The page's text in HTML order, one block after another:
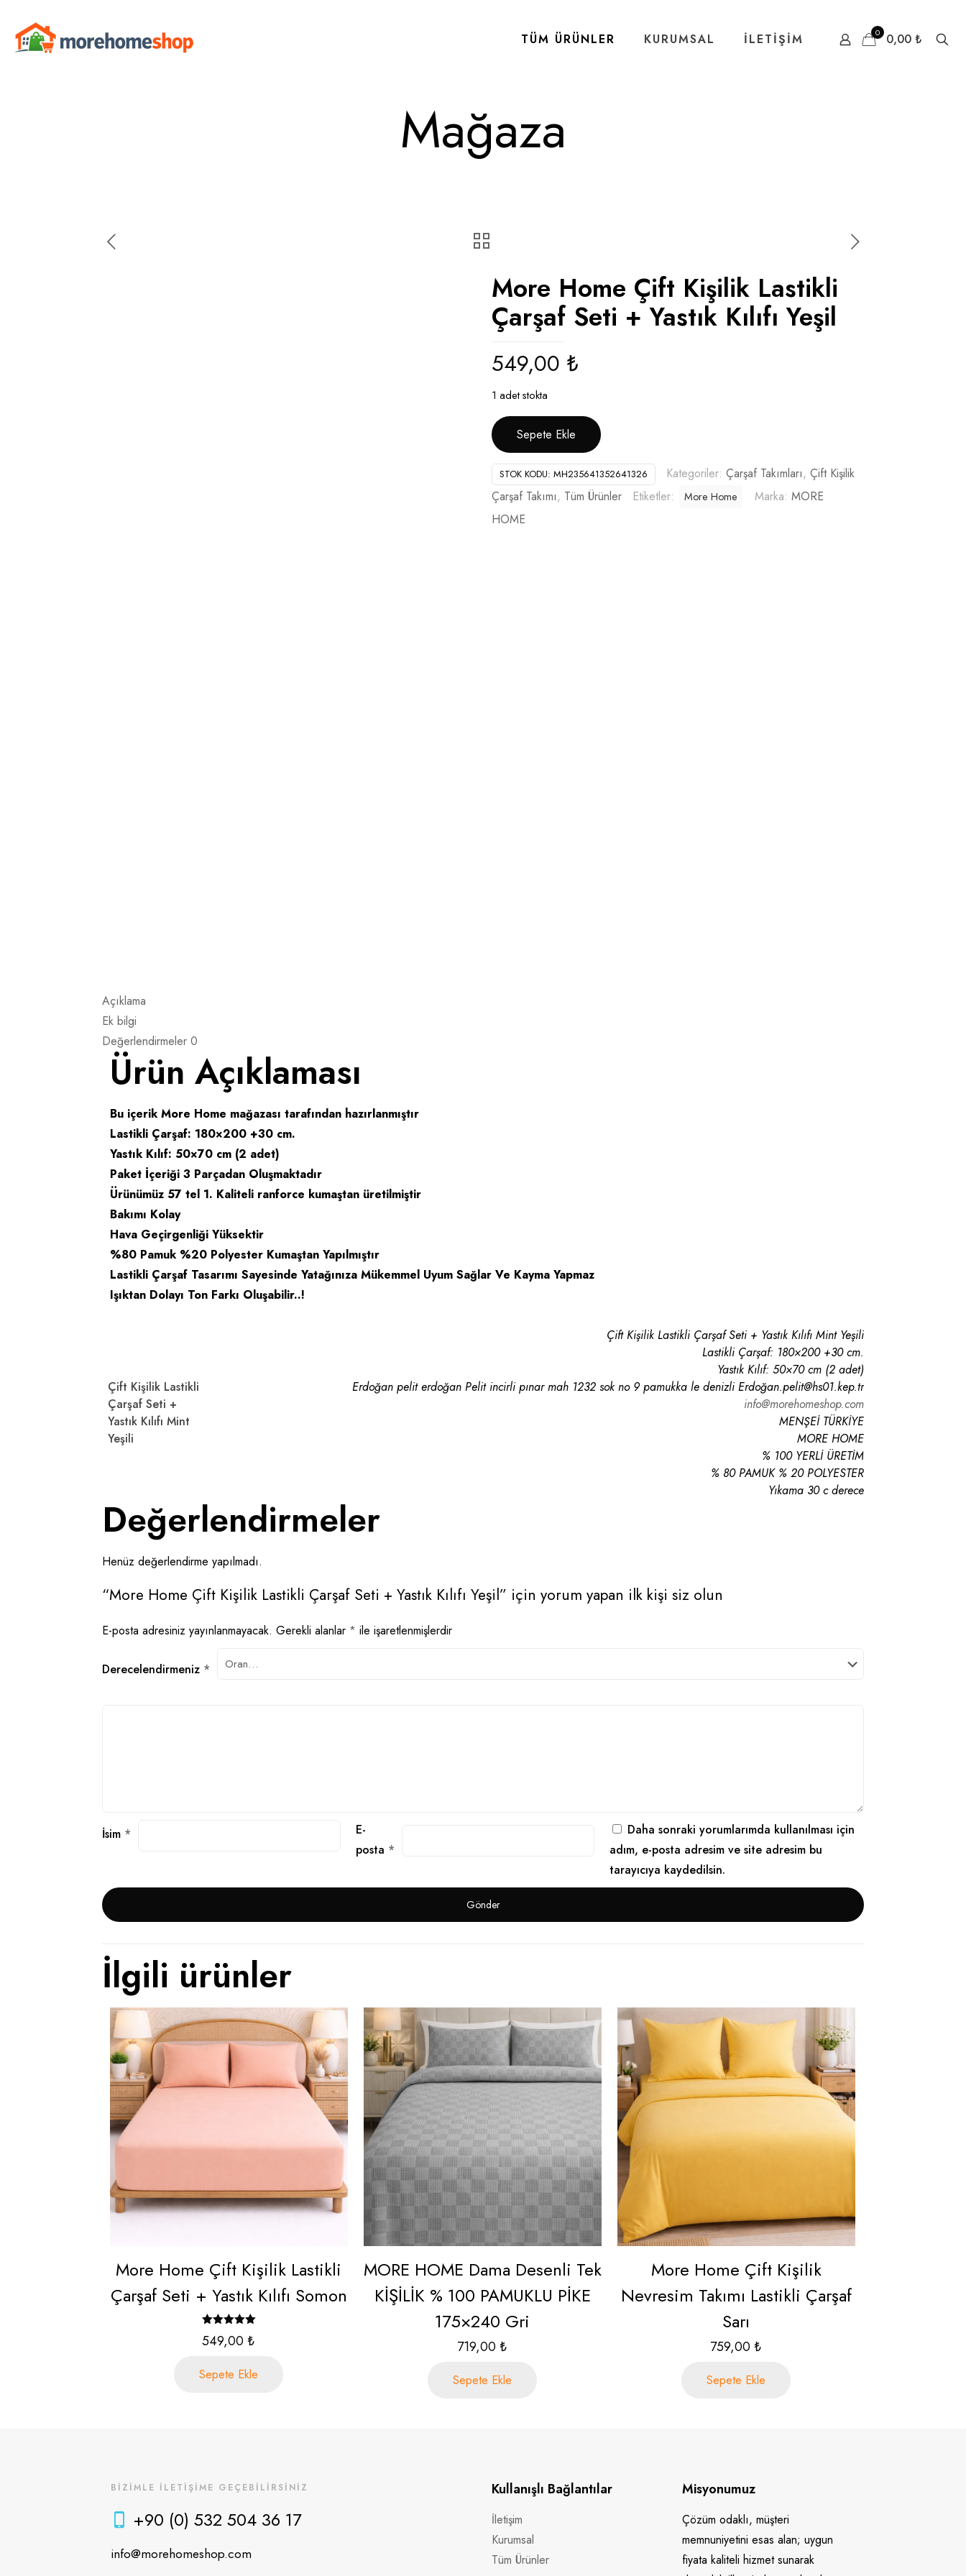
TÜM ÜRÜNLER KURUMSAL İLETİŞİM 0 0,00 ₺
Mağaza
More Home Çift Kişilik Lastikli
Çarşaf Seti + Yastık Kılıfı Yeşil
549,00 ₺
1 adet stokta
Sepete Ekle
STOK KODU: MH235641352641326 Kategoriler: Çarşaf Takımları, Çift Kişilik
Çarşaf Takımı, Tüm Ürünler Etiketler: More Home Marka: MORE
HOME
Açıklama
Ek bilgi
Değerlendirmeler 0
Ürün Açıklaması
Bu içerik More Home mağazası tarafından hazırlanmıştır
Lastikli Çarşaf: 180×200 +30 cm.
Yastık Kılıf: 50×70 cm (2 adet)
Paket İçeriği 3 Parçadan Oluşmaktadır
Ürünümüz 57 tel 1. Kaliteli ranforce kumaştan üretilmiştir
Bakımı Kolay
Hava Geçirgenliği Yüksektir
%80 Pamuk %20 Polyester Kumaştan Yapılmıştır
Lastikli Çarşaf Tasarımı Sayesinde Yatağınıza Mükemmel Uyum Sağlar Ve Kayma Yapmaz
Işıktan Dolayı Ton Farkı Oluşabilir..!
Çift Kişilik Lastikli
Çarşaf Seti +
Yastık Kılıfı Mint
Yeşili
Çift Kişilik Lastikli Çarşaf Seti + Yastık Kılıfı Mint Yeşili
Lastikli Çarşaf: 180×200 +30 cm.
Yastık Kılıf: 50×70 cm (2 adet)
Erdoğan pelit erdoğan Pelit incirli pınar mah 1232 sok no 9 pamukka le denizli Erdoğan.pelit@hs01.kep.tr
info@morehomeshop.com
MENŞEİ TÜRKİYE
MORE HOME
% 100 YERLİ ÜRETİM
% 80 PAMUK % 20 POLYESTER
Yıkama 30 c derece
Değerlendirmeler
Henüz değerlendirme yapılmadı.
“More Home Çift Kişilik Lastikli Çarşaf Seti + Yastık Kılıfı Yeşil” için yorum yapan ilk kişi siz olun
E-posta adresiniz yayınlanmayacak. Gerekli alanlar * ile işaretlenmişlerdir
Derecelendirmeniz *
İsim *
E-
posta *
Daha sonraki yorumlarımda kullanılması için
adım, e-posta adresim ve site adresim bu
tarayıcıya kaydedilsin.
İlgili ürünler
More Home Çift Kişilik Lastikli
Çarşaf Seti + Yastık Kılıfı Somon
5.00
549,00₺
Sepete Ekle
MORE HOME Dama Desenli Tek
KİŞİLİK % 100 PAMUKLU PİKE
175×240 Gri
719,00₺
Sepete Ekle
More Home Çift Kişilik
Nevresim Takımı Lastikli Çarşaf
Sarı
759,00₺
Sepete Ekle
BİZİMLE İLETİŞİME GEÇEBİLİRSİNİZ
+90 (0) 532 504 36 17
info@morehomeshop.com
Kullanışlı Bağlantılar
İletişim
Kurumsal
Tüm Ürünler
Misyonumuz
Çözüm odaklı, müşteri
memnuniyetini esas alan; uygun
fiyata kaliteli hizmet sunarak